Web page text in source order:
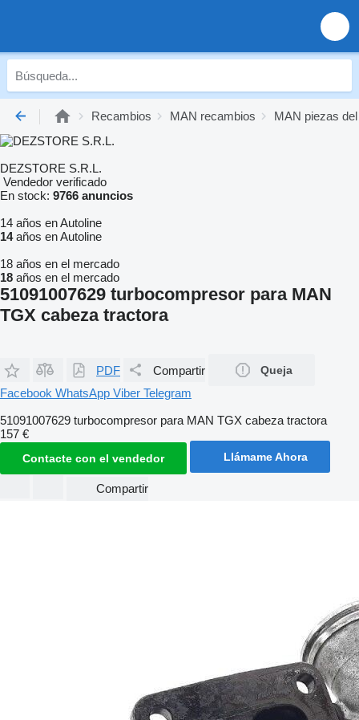
Recambios MAN recambios MAN piezas
DEZSTORE S.R.L.
Vendedor verificado
En stock: 9766 anuncios
14 años en Autoline
14años en Autoline
18 años en el mercado
18 años en el mercado
51091007629 turbocompresor para MAN
TGX cabeza tractora
PDF Compartir Queja
Facebook WhatsApp Viber Telegram
51091007629 turbocompresor para MAN TGX cabeza tractora
157 €
Contacte con el vendedor Llámame Ahora
Compartir